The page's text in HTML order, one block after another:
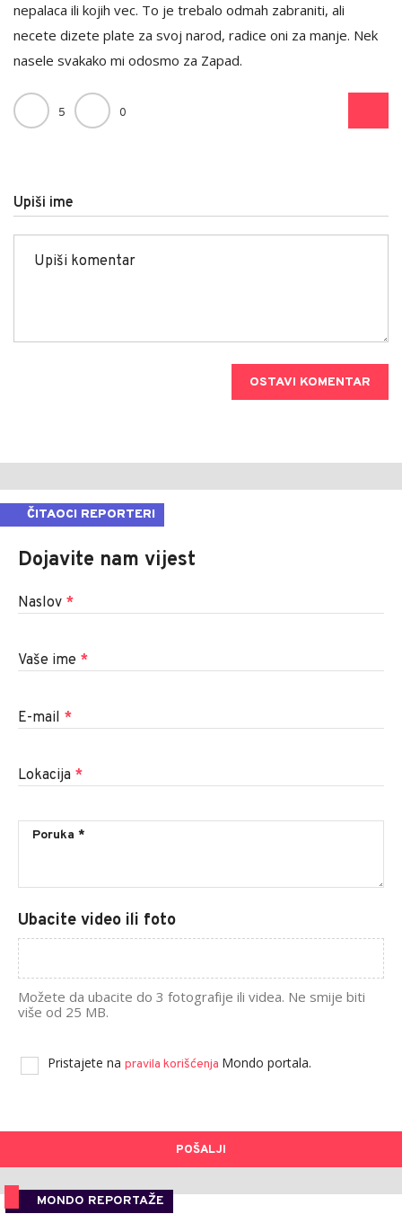
nepalaca ili kojih vec. To je trebalo odmah zabraniti, ali
necete dizete plate za svoj narod, radice oni za manje. Nek
nasele svakako mi odosmo za Zapad.
5 0
Upiši ime
OSTAVI KOMENTAR
ČITAOCI REPORTERI
Dojavite nam vijest
Naslov *
Vaše ime *
E-mail *
Lokacija *
Ubacite video ili foto
Možete da ubacite do 3 fotografije ili videa. Ne smije biti
više od 25 MB.
Pristajete na pravila korišćenja Mondo portala.
POŠALJI
MONDO REPORTAŽE